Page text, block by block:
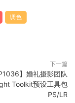
调色
下一篇
P1036】婚礼摄影团队
Toolkit预设工具包
PS/LR